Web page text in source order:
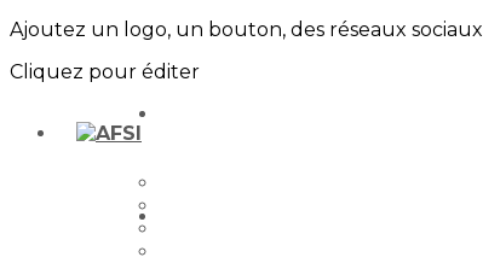
Ajoutez un logo, un bouton, des réseaux sociaux
Cliquez pour éditer